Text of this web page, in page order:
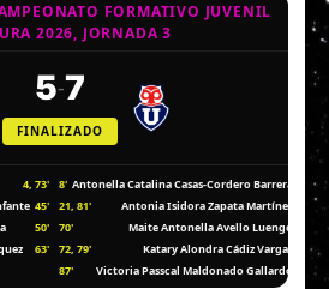
FORMATIVO JUVENIL
2026, JORNADA 3
5-7
FINALIZADO
4, 73'
45'
50'
63'
8' Antonella Catalina Casas-Cordero Barrera
21, 81'
Antonia Isidora Zapata Martínez
70'
Maite Antonella Avello Luengo
72, 79'
Katary Alondra Cádiz Vargas
87'
Victoria Passcal Maldonado Gallardo